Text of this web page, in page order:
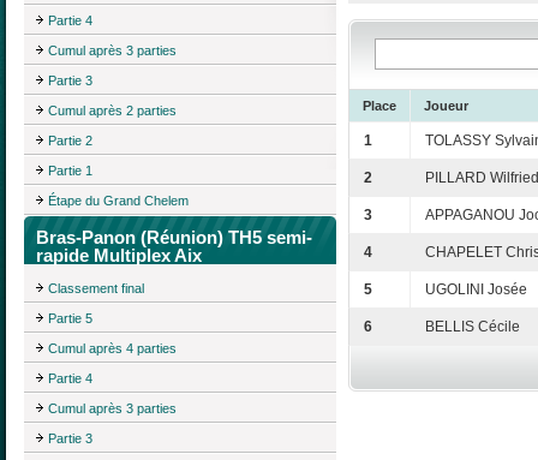
Partie 4
Cumul après 3 parties
Partie 3
Cumul après 2 parties
Partie 2
Partie 1
Étape du Grand Chelem
Bras-Panon (Réunion) TH5 semi-
rapide Multiplex Aix
Classement final
Partie 5
Cumul après 4 parties
Partie 4
Cumul après 3 parties
Partie 3
Place Joueur
1 TOLASSY
2 PILLARD Wilfried
3 APPAGANOU
4 CHAPELET
5 UGOLINI Josée
6 BELLIS Cécile